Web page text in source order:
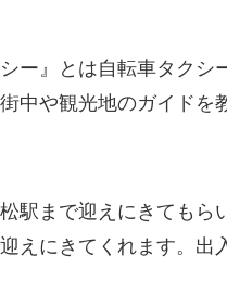
ー』とは自転車タクシ
中や観光地のガイド
駅まで迎えにきてもら
えにきてくれます。